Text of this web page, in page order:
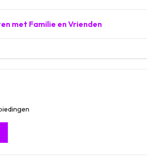
met Familie en Vrienden